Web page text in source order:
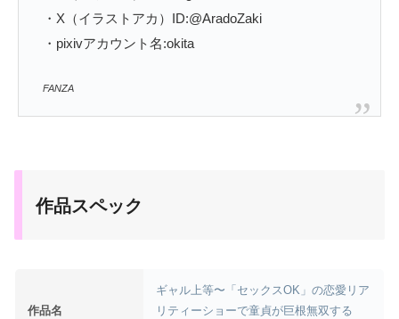
・X（イラストアカ）ID:@AradoZaki
・pixivアカウント名:okita
FANZA
作品スペック
作品名
ギャル上等〜「セックスOK」の恋愛リア
リティーショーで童貞が巨根無双する